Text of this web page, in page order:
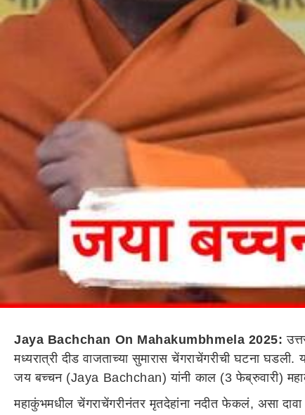
Jaya Bachchan On Mahakumbhmela 2025:
मध्यरात्री दीड वाजताच्या सुमारास चेंगराचेंगरीची घटना
जय बच्चन (Jaya Bachchan) यांनी काल (3 फेब्रुवारी)
महाकुंभमधील चेंगराचेंगरीनंतर मृतदेहांना नदीत फेकलं, असा